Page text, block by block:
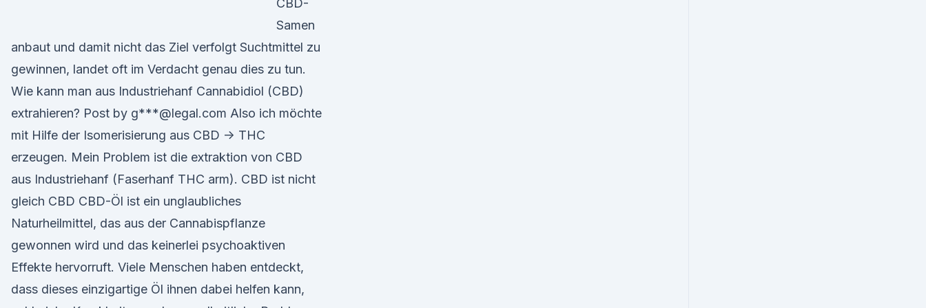
CBD-
Samen
anbaut und damit nicht das Ziel verfolgt Suchtmittel zu
gewinnen, landet oft im Verdacht genau dies zu tun.
Wie kann man aus Industriehanf Cannabidiol (CBD)
extrahieren? Post by g***@legal.com Also ich möchte
mit Hilfe der Isomerisierung aus CBD -> THC
erzeugen. Mein Problem ist die extraktion von CBD
aus Industriehanf (Faserhanf THC arm). CBD ist nicht
gleich CBD CBD-Öl ist ein unglaubliches
Naturheilmittel, das aus der Cannabispflanze
gewonnen wird und das keinerlei psychoaktiven
Effekte hervorruft. Viele Menschen haben entdeckt,
dass dieses einzigartige Öl ihnen dabei helfen kann,